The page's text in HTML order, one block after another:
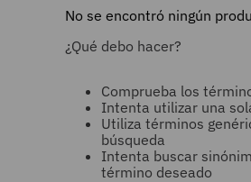
No se encontró ningún
¿Qué debo hacer?
Comprueba los
Intenta utilizar una
Utiliza términos
búsqueda
Intenta buscar
término deseado